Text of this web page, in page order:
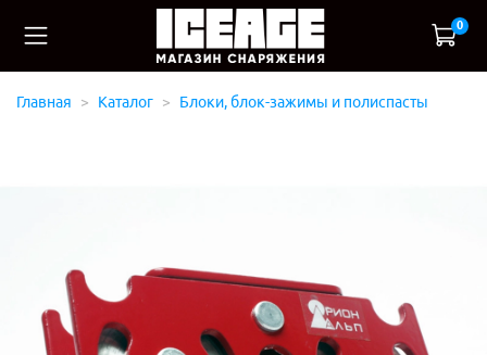
0
Главная Каталог Блоки, блок-зажимы и полиспасты